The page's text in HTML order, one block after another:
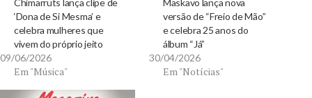
‘Dona de Si Mesma’ e
celebra mulheres que
vivem do próprio jeito
09/06/2026
Em "Música"
versão de “Freio de Mão”
e celebra 25 anos do
álbum “Já”
30/04/2026
Em "Notícias"